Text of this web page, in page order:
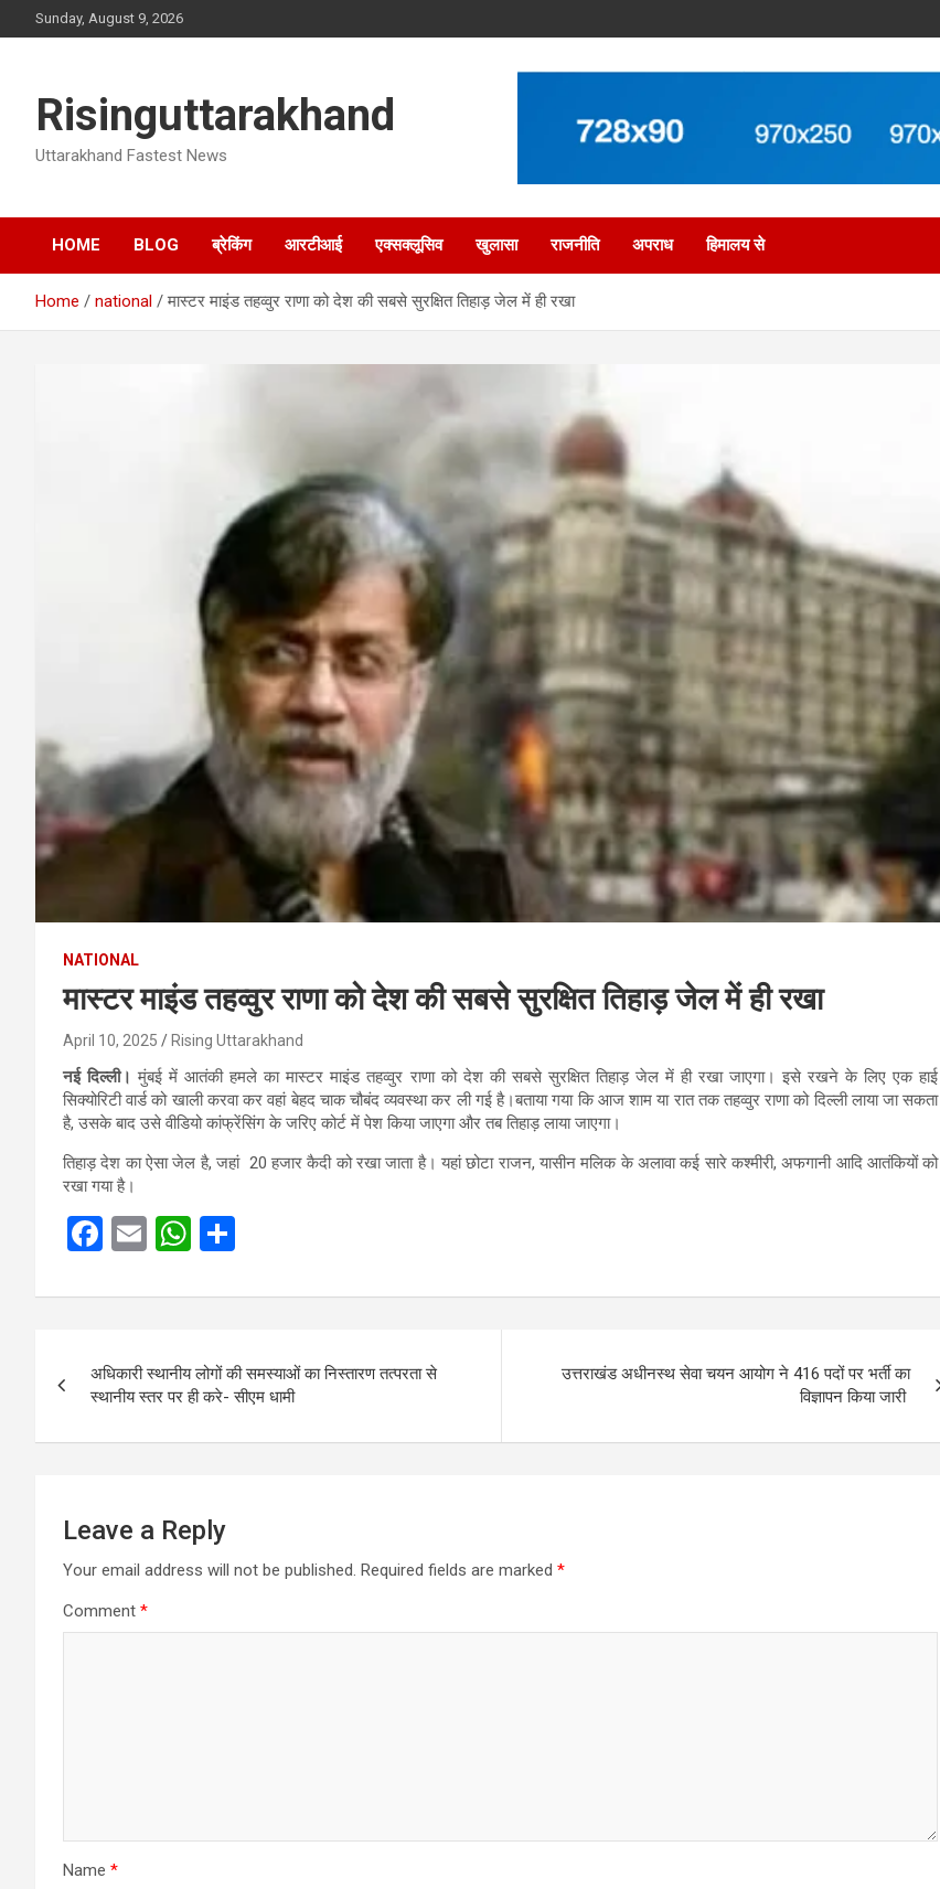
to
Sunday, August 9, 2026
Risinguttarakhand
Uttarakhand Fastest News
HOME BLOG ब्रेकिंग आरटीआई एक्सक्लूसिव खुलासा राजनीति अपराध हिमालय से
Home national मास्टर माइंड तहव्वुर राणा को देश की सबसे सुरक्षित तिहाड़ जेल में ही रखा
NATIONAL
मास्टर माइंड तहव्वुर राणा को देश की सबसे सुरक्षित तिहाड़ जेल में ही रखा
April 10, 2025 Rising Uttarakhand
नई दिल्ली। मुंबई में आतंकी हमले का मास्टर माइंड तहव्वुर राणा को देश की सबसे सुरक्षित तिहाड़ जेल में ही रखा जाएगा। इसे रखने के लिए एक हाई
सिक्योरिटी वार्ड को खाली करवा कर वहां बेहद चाक चौबंद व्यवस्था कर ली गई है।बताया गया कि आज शाम या रात तक तहव्वुर राणा को दिल्ली लाया जा सकता
है, उसके बाद उसे वीडियो कांफ्रेंसिंग के जरिए कोर्ट में पेश किया जाएगा और तब तिहाड़ लाया जाएगा।
तिहाड़ देश का ऐसा जेल है, जहां 20 हजार कैदी को रखा जाता है। यहां छोटा राजन, यासीन मलिक के अलावा कई सारे कश्मीरी, अफगानी आदि आतंकियों को
रखा गया है।
F
ce
o
o
k
E
ail
W
at
A
p
p
ar
navigation
अधिकारी स्थानीय लोगों की समस्याओं का निस्तारण तत्परता से
स्थानीय स्तर पर ही करे- सीएम धामी
उत्तराखंड अधीनस्थ सेवा चयन आयोग ने 416 पदों पर भर्ती का
विज्ञापन किया जारी
Leave a Reply
Your email address will not be published. Required fields are marked *
Comment *
Name *